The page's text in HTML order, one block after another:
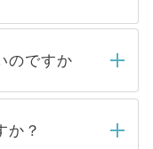
のですか
社担当者がご
ールもしくは
か？